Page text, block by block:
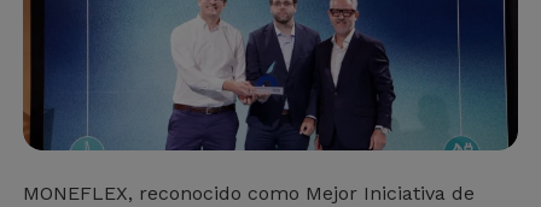
MONEFLEX, reconocido como Mejor Iniciativa de